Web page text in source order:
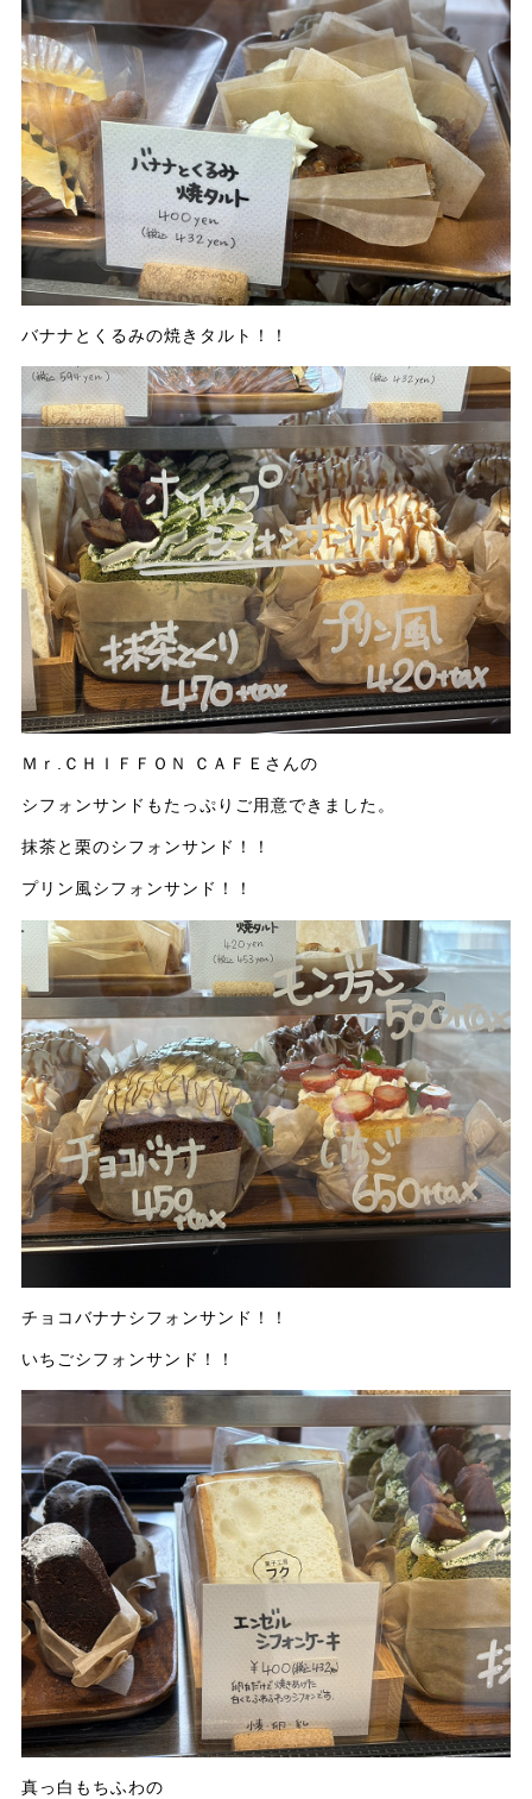
バナナとくるみの焼きタルト！！
Ｍｒ.ＣＨＩＦＦＯＮ ＣＡＦＥさんの
シフォンサンドもたっぷりご用意できました。
抹茶と栗のシフォンサンド！！
プリン風シフォンサンド！！
チョコバナナシフォンサンド！！
いちごシフォンサンド！！
真っ白もちふわの